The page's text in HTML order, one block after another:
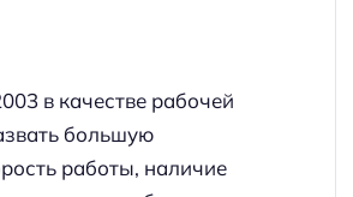
в качестве рабочей
большую
работы, наличие